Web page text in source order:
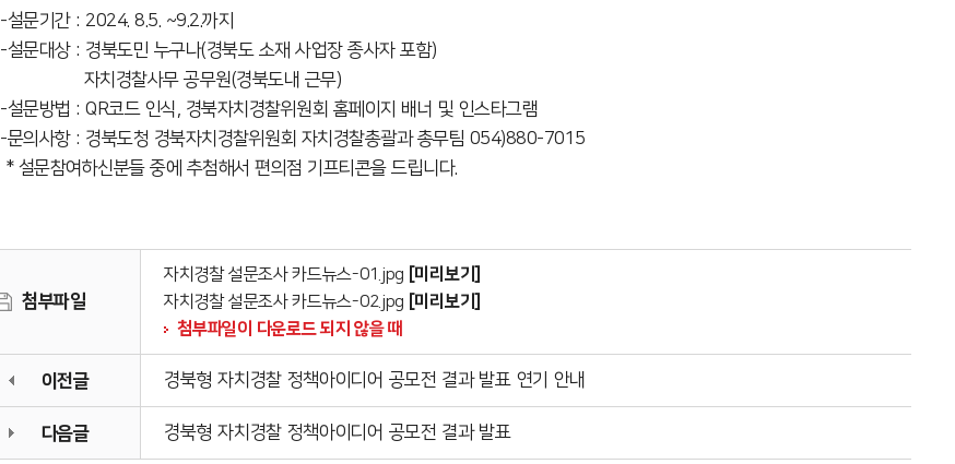
-설문기간 : 2024. 8.5. ~9.2.까지
-설문대상 : 경북도민 누구나(경북도 소재 사업장 종사자 포함)
자치경찰사무 공무원(경북도내 근무)
-설문방법 : QR코드 인식, 경북자치경찰위원회 홈페이지 배너 및 인스타그램
-문의사항 : 경북도청 경북자치경찰위원회 자치경찰총괄과 총무팀 054)880-7015
* 설문참여하신분들 중에 추첨해서 편의점 기프티콘을 드립니다.
첨부파일
자치경찰 설문조사 카드뉴스-01.jpg [미리보기]
자치경찰 설문조사 카드뉴스-02.jpg [미리보기]
첨부파일이 다운로드 되지 않을 때
이전글 경북형 자치경찰 정책아이디어 공모전 결과 발표 연기 안내
다음글 경북형 자치경찰 정책아이디어 공모전 결과 발표